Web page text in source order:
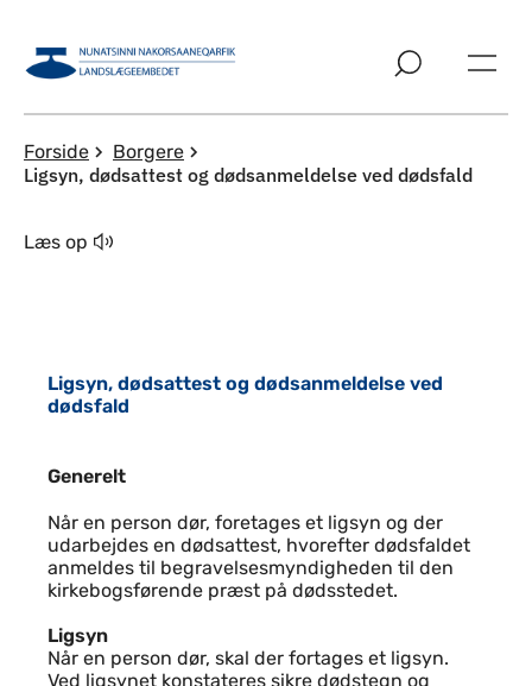
Forside Borgere
Ligsyn, dødsattest og dødsanmeldelse ved dødsfald
Læs op
Ligsyn, dødsattest og dødsanmeldelse ved
dødsfald
Generelt
Generelt
Når en person dør, foretages et ligsyn og der
udarbejdes en dødsattest, hvorefter dødsfaldet
anmeldes til begravelsesmyndigheden til den
kirkebogsførende præst på dødsstedet.
Ligsyn
Når en person dør, skal der fortages et ligsyn.
Ved ligsynet konstateres sikre dødstegn og